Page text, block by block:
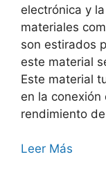
electrónica y
materiales
son estirados
este material
Este material
en la conexión
rendimiento
Leer Más